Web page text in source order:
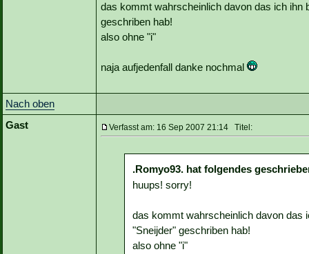
das kommt wahrscheinlich davon das ich ihn
geschriben hab!
also ohne "i"
naja aufjedenfall danke nochmal
Nach oben
Gast
Verfasst am: 16 Sep 2007 21:14 Titel:
.Romyo93. hat folgendes
huups! sorry!
das kommt wahrscheinlich davon das
"Sneijder" geschriben hab!
also ohne "i"